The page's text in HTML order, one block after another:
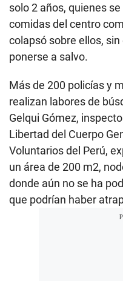
solo 2 años, quienes
comidas del centro
colapsó sobre ellos,
ponerse a salvo.
Más de 200 policías y
realizan labores de
Gelqui Gómez,
Libertad del Cuerpo
Voluntarios del Perú,
un área de 200 m2,
donde aún no se ha
que podrían haber